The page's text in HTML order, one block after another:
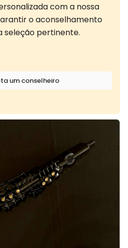
com a nossa
o aconselhamento
seleção pertinente.
um conselheiro